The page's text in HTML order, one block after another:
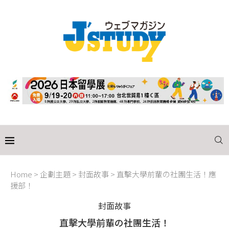
Home > 企劃主題> 封面故事> 直擊大學前輩の社團生活！應
援部！
封面故事
直擊大學前輩の社團生活！